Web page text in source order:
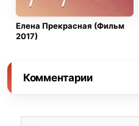
Елена Прекрасная (Фильм
2017)
Комментарии